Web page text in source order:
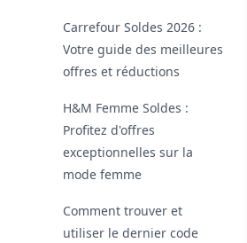
Carrefour Soldes 2026 :
Votre guide des meilleures
offres et réductions
H&M Femme Soldes :
Profitez d'offres
exceptionnelles sur la
mode femme
Comment trouver et
utiliser le dernier code